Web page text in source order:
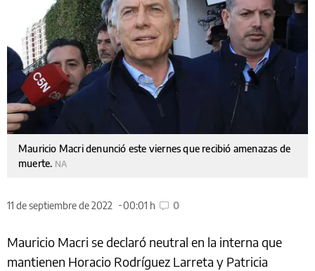
Mauricio Macri denunció este viernes que recibió amenazas de
muerte. NA
11 de septiembre de 2022 00:01 h 0
Mauricio Macri se declaró neutral en la interna que
mantienen Horacio Rodríguez Larreta y Patricia